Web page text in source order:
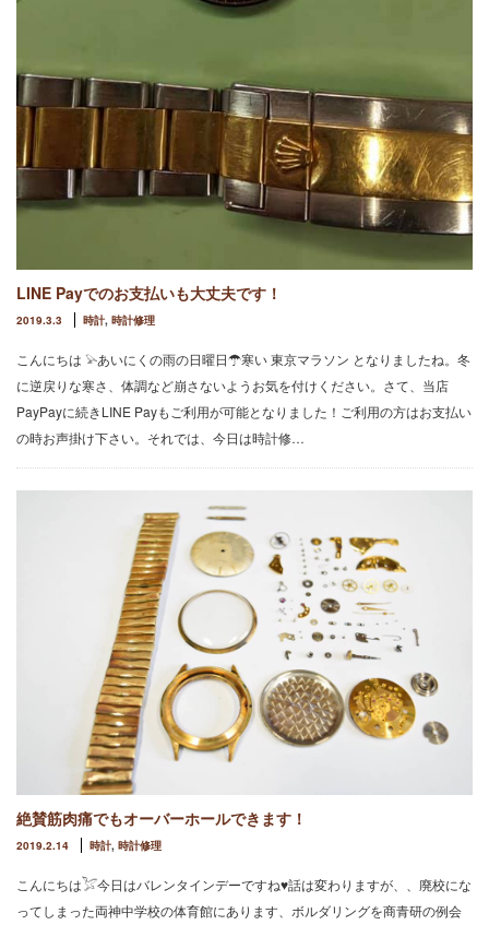
LINE Payでのお支払いも大丈夫です！
2019.3.3 時計, 時計修理
こんにちは 𓅫あいにくの雨の日曜日☂︎寒い 東京マラソン となりましたね。冬
に逆戻りな寒さ、体調など崩さないようお気を付けください。さて、当店
PayPayに続きLINE Payもご利用が可能となりました！ご利用の方はお支払い
の時お声掛け下さい。それでは、今日は時計修…
絶賛筋肉痛でもオーバーホールできます！
2019.2.14 時計, 時計修理
こんにちは𓅯今日はバレンタインデーですね♥︎話は変わりますが、、廃校にな
ってしまった両神中学校の体育館にあります、ボルダリングを商青研の例会